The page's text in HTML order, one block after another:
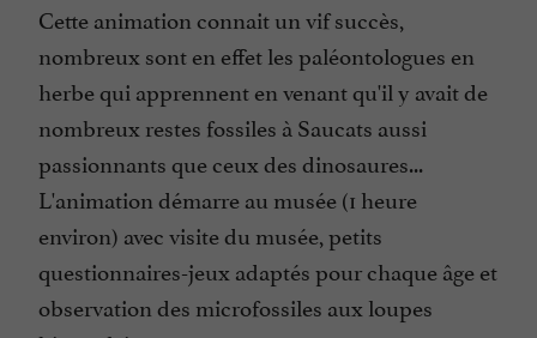
Cette animation connait un vif succès,
nombreux sont en effet les paléontologues en
herbe qui apprennent en venant qu'il y avait de
nombreux restes fossiles à Saucats aussi
passionnants que ceux des dinosaures...
L'animation démarre au musée (1 heure
environ) avec visite du musée, petits
questionnaires-jeux adaptés pour chaque âge et
observation des microfossiles aux loupes